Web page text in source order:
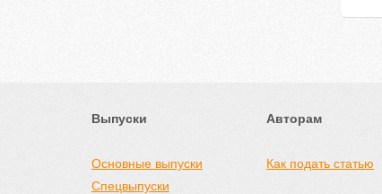
Выпуски
Основные выпуски
Спецвыпуски
Авторам
Как подать статью